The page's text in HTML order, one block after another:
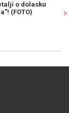
OPĆINA NOVI
Bogat filmski